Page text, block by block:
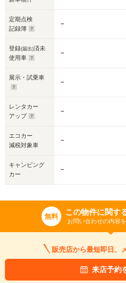
定期点検
記録簿
－
登録(届出)済未
使用車
－
展示・試乗車
－
レンタカー
アップ
－
エコカー
減税対象車
－
キャンピング
カー
－
無料 この物件に関す
お問い合わせの内容
販売店から最短即日、
来店予約